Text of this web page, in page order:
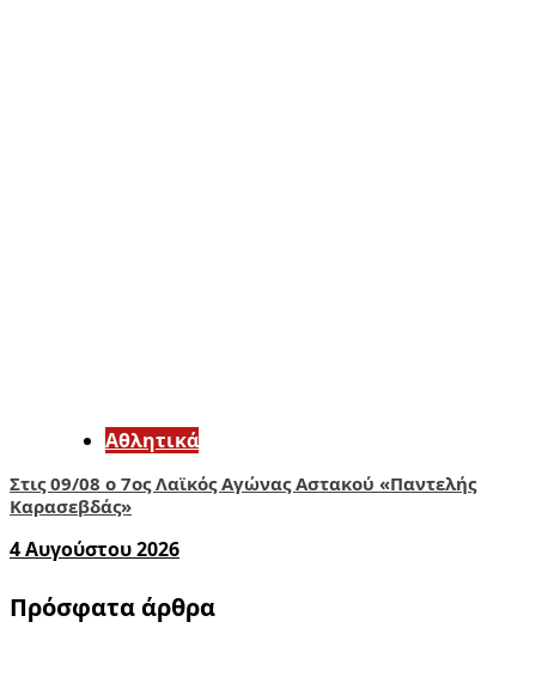
Αθλητικά
Στις 09/08 ο 7ος Λαϊκός Αγώνας Αστακού «Παντελής
Καρασεβδάς»
4 Αυγούστου 2026
Πρόσφατα άρθρα